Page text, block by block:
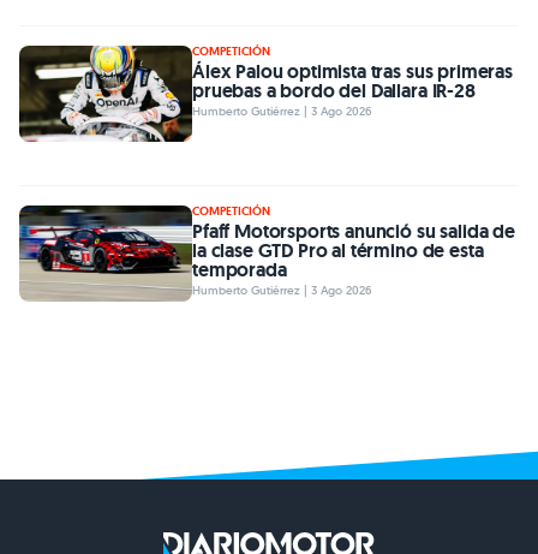
COMPETICIÓN
Álex Palou optimista tras sus primeras
pruebas a bordo del Dallara IR-28
Humberto Gutiérrez | 3 Ago 2026
COMPETICIÓN
Pfaff Motorsports anunció su salida de
la clase GTD Pro al término de esta
temporada
Humberto Gutiérrez | 3 Ago 2026